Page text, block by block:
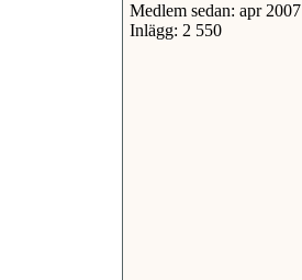
Medlem sedan: apr 2007
Inlägg: 2 550